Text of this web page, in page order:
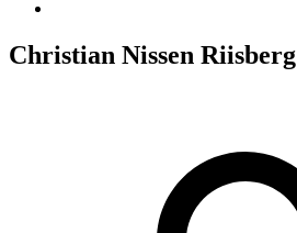
Christian Nissen Riisberg